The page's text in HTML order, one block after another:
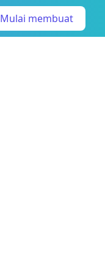
Mulai membuat